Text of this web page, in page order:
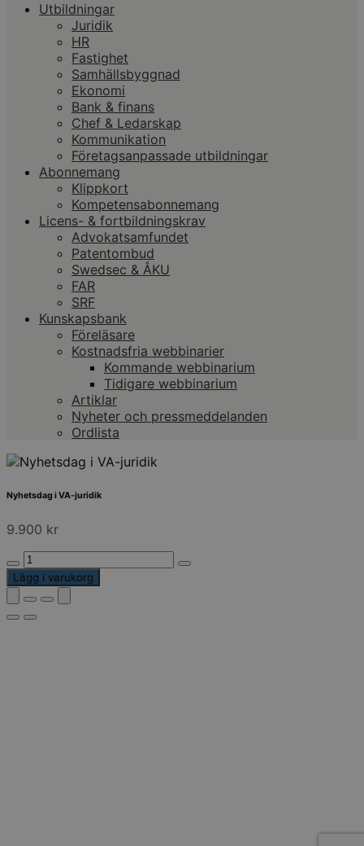
Utbildningar
Juridik
HR
Fastighet
Samhällsbyggnad
Ekonomi
Bank & finans
Chef & Ledarskap
Kommunikation
Företagsanpassade utbildningar
Abonnemang
Klippkort
Kompetensabonnemang
Licens- & fortbildningskrav
Advokatsamfundet
Patentombud
Swedsec & ÅKU
FAR
SRF
Kunskapsbank
Föreläsare
Kostnadsfria webbinarier
Kommande webbinarium
Tidigare webbinarium
Artiklar
Nyheter och pressmeddelanden
Ordlista
Nyhetsdag i VA-juridik
9.900 kr
Nyhetsdag
i
VA-
juridik
mängd
Lägg i varukorg